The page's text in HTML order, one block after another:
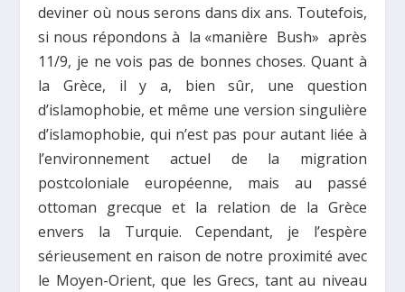
deviner où nous serons dans dix ans. Toutefois,
si nous répondons à la «manière Bush» après
11/9, je ne vois pas de bonnes choses. Quant à
la Grèce, il y a, bien sûr, une question
d’islamophobie, et même une version singulière
d’islamophobie, qui n’est pas pour autant liée à
l’environnement actuel de la migration
postcoloniale européenne, mais au passé
ottoman grecque et la relation de la Grèce
envers la Turquie. Cependant, je l’espère
sérieusement en raison de notre proximité avec
le Moyen-Orient, que les Grecs, tant au niveau